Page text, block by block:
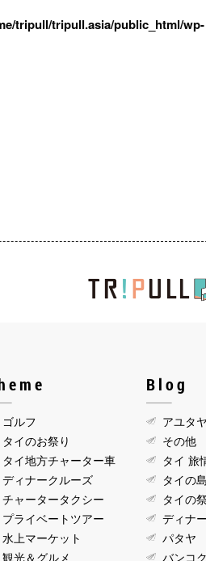
tripull/tripull.asia/public_html/wp-
ゴルフ
タイのお祭り
タイ地方チャーター車
ディナークルーズ
チャータータクシー
プライベートツアー
水上マーケット
観光＆グルメ
Blog
アユタヤ
その他
タイ 旅
タイの島
タイの
ディナ
パタヤ
バンコ